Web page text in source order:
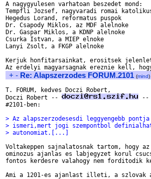
A nagygyulesen varhatoan beszedet mond:
Tempfli Jozsef, nagyvaradi romai
Hegedus Lorand, reformatus puspok
Dr. Csapody Miklos, az MDF alelnoke
Dr. Gaspar Miklos, a KDNP alelnoke
Csurka Istvan, a MIEP elnoke
Lanyi Zsolt, a FKGP alelnoke
Kerjuk honfitarsainkat, erositsek
+ - Re: Alapszerzodes FORUM.2101 (mind)
T. FORUM, kedves Doczi Robert,
Doczi Robert --
--
#2101-ben:
> Az alapszerzodesesdi leggyengebb
> ismeri,mert jogi szempontbol
> autonomiat.[...]
Voltakeppen sajnalatosnak tartom, hogy
ominozus ajanlas es labjegyzet korul
fontos kerdesre valahogy nem forditodik
Ami a 1201-es ajanlast illeti, a szlovak